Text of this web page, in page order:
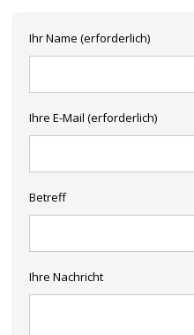
Ihr Name (erforderlich)
Ihre E-Mail (erforderlich)
Betreff
Ihre Nachricht